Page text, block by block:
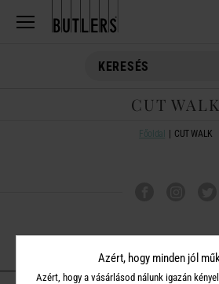
CUT WALK
Főoldal CUT WALK
Azért, hogy minden jól
Azért, hogy a vásárlásod nálunk igazán